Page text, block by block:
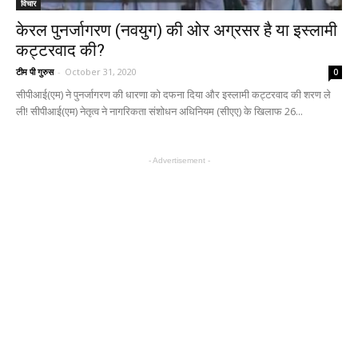
विचार
केरल पुनर्जागरण (नवयुग) की ओर अग्रसर है या इस्लामी
कट्टरवाद की?
टीम पी गुरुस - October 31, 2020 0
सीपीआई(एम) ने पुनर्जागरण की धारणा को दफना दिया और इस्लामी कट्टरवाद की शरण ले
ली! सीपीआई(एम) नेतृत्व ने नागरिकता संशोधन अधिनियम (सीएए) के खिलाफ 26...
- Advertisement -